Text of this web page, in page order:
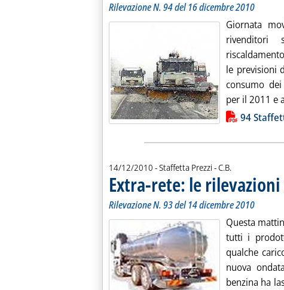
Rilevazione N. 94 del 16 dicembre 2010
Giornata
rivenditori
le previsioni
consumo
per il 2011 e
Lista allegati PDF alla notizia
94
14/12/2010 - Staffetta Prezzi -di:
C.B.
Extra-rete: le
Rilevazione N. 93 del 14 dicembre 2010
Questa
tutti i
qualche
nuova
benzina ha